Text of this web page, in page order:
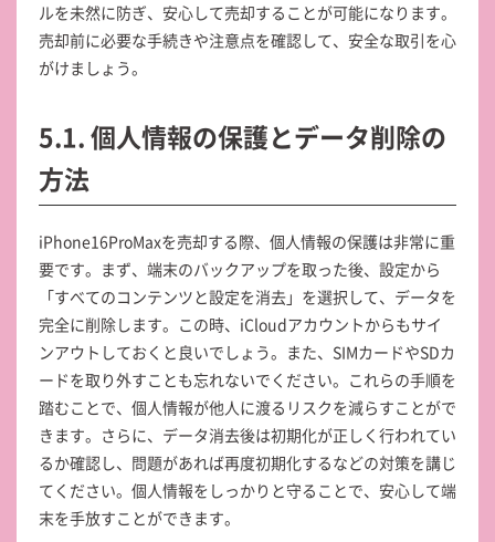
ルを未然に防ぎ、安心して売却することが可能になります。
売却前に必要な手続きや注意点を確認して、安全な取引を心
がけましょう。
5.1. 個人情報の保護とデータ削除の
方法
iPhone16ProMaxを売却する際、個人情報の保護は非常に重
要です。まず、端末のバックアップを取った後、設定から
「すべてのコンテンツと設定を消去」を選択して、データを
完全に削除します。この時、iCloudアカウントからもサイ
ンアウトしておくと良いでしょう。また、SIMカードやSDカ
ードを取り外すことも忘れないでください。これらの手順を
踏むことで、個人情報が他人に渡るリスクを減らすことがで
きます。さらに、データ消去後は初期化が正しく行われてい
るか確認し、問題があれば再度初期化するなどの対策を講じ
てください。個人情報をしっかりと守ることで、安心して端
末を手放すことができます。